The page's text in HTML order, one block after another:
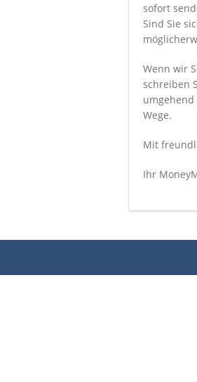
sofort
Sind Sie
Wenn wir
schreiben
Wege.
Mit
Ihr